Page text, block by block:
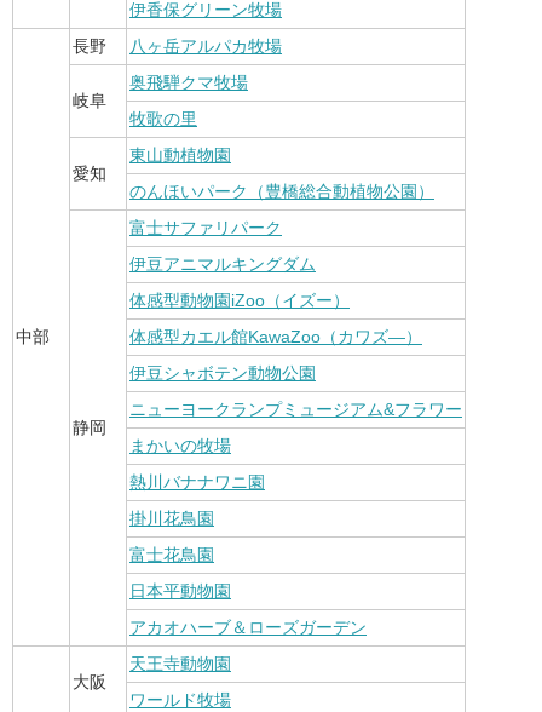
伊香保グリーン牧場
中部
長野 八ヶ岳アルパカ牧場
岐阜
奥飛騨クマ牧場
牧歌の里
愛知
東山動植物園
のんほいパーク（豊橋総合動植物公園）
静岡
富士サファリパーク
伊豆アニマルキングダム
体感型動物園iZoo（イズー）
体感型カエル館KawaZoo（カワズ―）
伊豆シャボテン動物公園
ニューヨークランプミュージアム&フラワー
まかいの牧場
熱川バナナワニ園
掛川花鳥園
富士花鳥園
日本平動物園
アカオハーブ＆ローズガーデン
大阪
天王寺動物園
ワールド牧場